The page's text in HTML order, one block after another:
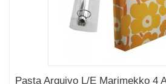
Pasta Arquivo L/E Marimekko 4